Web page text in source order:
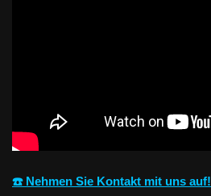
☎️ Nehmen Sie Kontakt mit uns auf!